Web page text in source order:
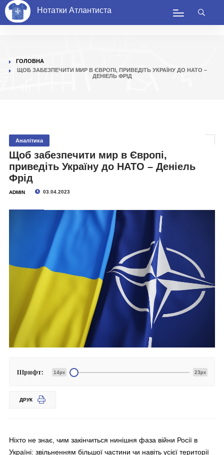
Нотатки Атлантиста
ГОЛОВНА
ЩОБ ЗАБЕЗПЕЧИТИ МИР В ЄВРОПІ, ПРИВЕДІТЬ УКРАЇНУ ДО НАТО –
ДЕНІЕЛЬ ФРІД
Аналітика
Щоб забезпечити мир в Європі,
приведіть Україну до НАТО – Деніель
Фрід
ADMIN 03.04.2023
Шрифт: 14px 23px
ДРУК
Ніхто не знає, чим закінчиться нинішня фаза війни Росії в
Україні: звільненням більшої частини чи навіть усієї території